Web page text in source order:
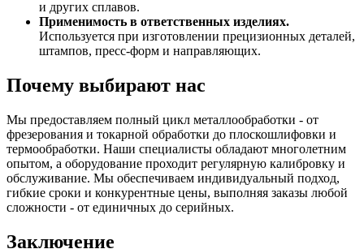
и других сплавов.
Применимость в ответственных изделиях.
Используется при изготовлении прецизионных деталей,
штампов, пресс-форм и направляющих.
Почему выбирают нас
Мы предоставляем полный цикл металлообработки - от
фрезерования и токарной обработки до плоскошлифовки и
термообработки. Наши специалисты обладают многолетним
опытом, а оборудование проходит регулярную калибровку и
обслуживание. Мы обеспечиваем индивидуальный подход,
гибкие сроки и конкурентные цены, выполняя заказы любой
сложности - от единичных до серийных.
Заключение